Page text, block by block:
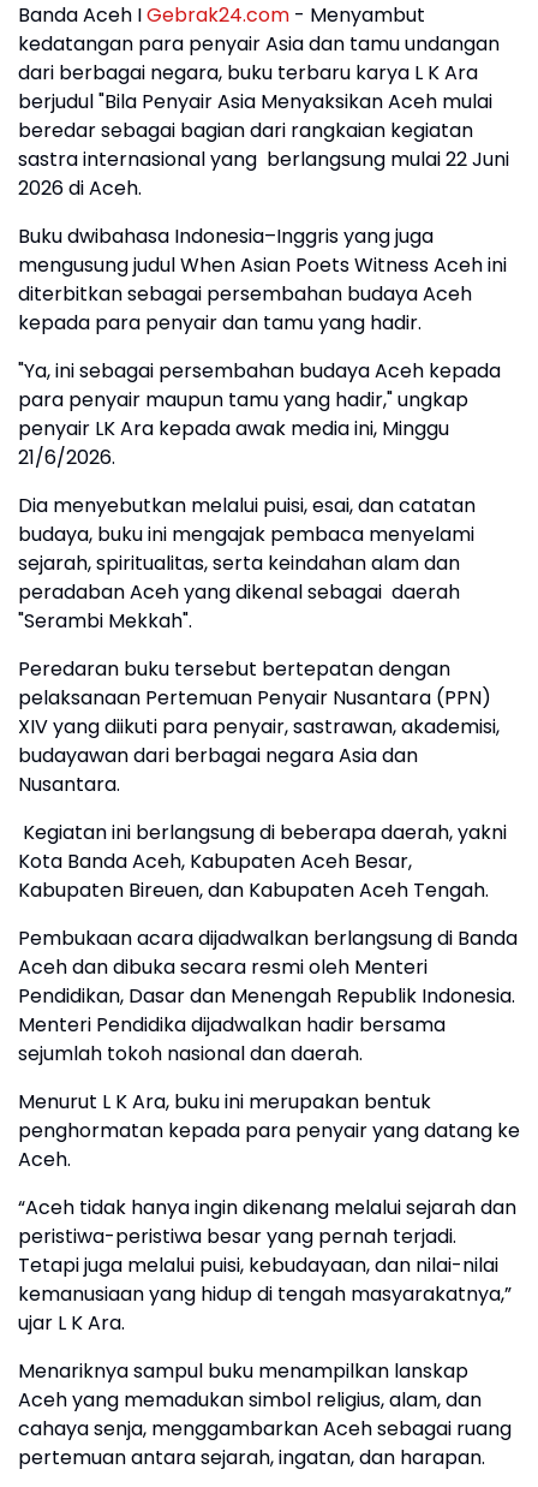
Banda Aceh IGebrak24.com - Menyambut
kedatangan para penyair Asia dan tamu undangan
dari berbagai negara, buku terbaru karya L K Ara
berjudul "Bila Penyair Asia Menyaksikan Aceh mulai
beredar sebagai bagian dari rangkaian kegiatan
sastra internasional yang berlangsung mulai 22 Juni
2026 di Aceh.
Buku dwibahasa Indonesia–Inggris yang juga
mengusung judul When Asian Poets Witness Aceh ini
diterbitkan sebagai persembahan budaya Aceh
kepada para penyair dan tamu yang hadir.
"Ya, ini sebagai persembahan budaya Aceh kepada
para penyair maupun tamu yang hadir," ungkap
penyair LK Ara kepada awak media ini, Minggu
21/6/2026.
Dia menyebutkan melalui puisi, esai, dan catatan
budaya, buku ini mengajak pembaca menyelami
sejarah, spiritualitas, serta keindahan alam dan
peradaban Aceh yang dikenal sebagai daerah
"Serambi Mekkah".
Peredaran buku tersebut bertepatan dengan
pelaksanaan Pertemuan Penyair Nusantara (PPN)
XIV yang diikuti para penyair, sastrawan, akademisi,
budayawan dari berbagai negara Asia dan
Nusantara.
Kegiatan ini berlangsung di beberapa daerah, yakni
Kota Banda Aceh, Kabupaten Aceh Besar,
Kabupaten Bireuen, dan Kabupaten Aceh Tengah.
Pembukaan acara dijadwalkan berlangsung di Banda
Aceh dan dibuka secara resmi oleh Menteri
Pendidikan, Dasar dan Menengah Republik Indonesia.
Menteri Pendidika dijadwalkan hadir bersama
sejumlah tokoh nasional dan daerah.
Menurut L K Ara, buku ini merupakan bentuk
penghormatan kepada para penyair yang datang ke
Aceh.
“Aceh tidak hanya ingin dikenang melalui sejarah dan
peristiwa-peristiwa besar yang pernah terjadi.
Tetapi juga melalui puisi, kebudayaan, dan nilai-nilai
kemanusiaan yang hidup di tengah masyarakatnya,”
ujar L K Ara.
Menariknya sampul buku menampilkan lanskap
Aceh yang memadukan simbol religius, alam, dan
cahaya senja, menggambarkan Aceh sebagai ruang
pertemuan antara sejarah, ingatan, dan harapan.